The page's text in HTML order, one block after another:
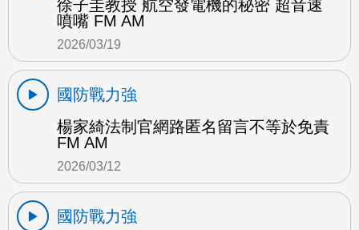
徐子圭教授 航空發電機的秘密 超音速
噴嘴 FM AM
2026/03/19
國防戰力強
楊家綺法制官網路匿名留言不等於免責
FM AM
2026/03/12
國防戰力強